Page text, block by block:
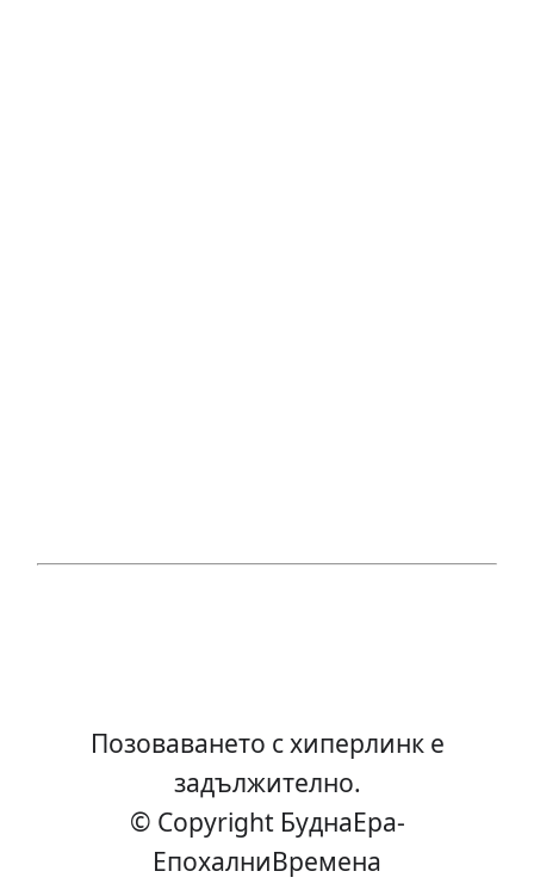
Позоваването с хиперлинк е
задължително.
© Copyright БуднаEра-
ЕпохалниВремена